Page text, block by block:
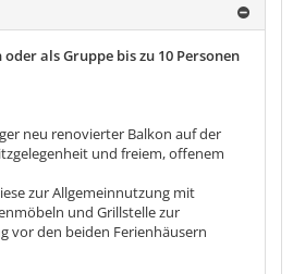
als Gruppe bis zu 10 Personen
neu renovierter Balkon auf der
und freiem, offenem
zur Allgemeinnutzung mit
und Grillstelle zur
vor den beiden Ferienhäusern